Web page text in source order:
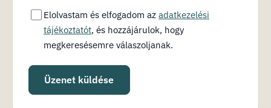
Elolvastam és elfogadom az adatkezelési
tájékoztatót, és hozzájárulok, hogy
megkeresésemre válaszoljanak.
Üzenet küldése